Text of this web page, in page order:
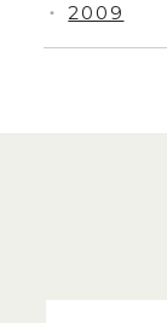
・ 2009